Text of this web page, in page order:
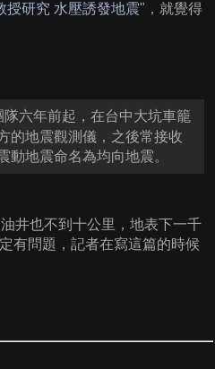
授研究 水壓誘發地震"，就覺得
六年前起，在台中大坑車籠
的地震觀測儀，之後常接收
地震命名為均向地震。
井也不到十公里，地表下一千
有問題，記者在寫這篇的時候